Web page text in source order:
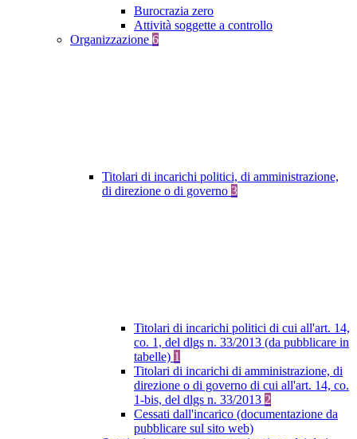
Burocrazia zero
Attività soggette a controllo
Organizzazione 6
Titolari di incarichi politici, di amministrazione,
di direzione o di governo 3
Titolari di incarichi politici di cui all'art. 14,
co. 1, del dlgs n. 33/2013 (da pubblicare in
tabelle) 1
Titolari di incarichi di amministrazione, di
direzione o di governo di cui all'art. 14, co.
1-bis, del dlgs n. 33/2013 2
Cessati dall'incarico (documentazione da
pubblicare sul sito web)